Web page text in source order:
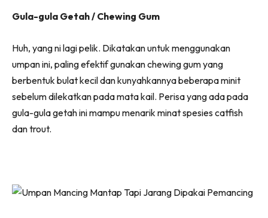
Gula-gula Getah / Chewing Gum
Huh, yang ni lagi pelik. Dikatakan untuk menggunakan
umpan ini, paling efektif gunakan chewing gum yang
berbentuk bulat kecil dan kunyahkannya beberapa minit
sebelum dilekatkan pada mata kail. Perisa yang ada pada
gula-gula getah ini mampu menarik minat spesies catfish
dan trout.